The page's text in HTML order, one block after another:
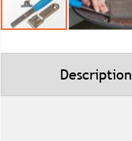
the
gallery
Description